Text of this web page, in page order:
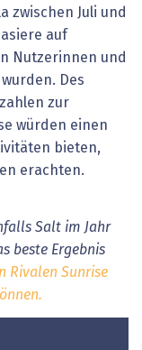
zwischen Juli und
auf
Nutzerinnen und
Des
zur
würden einen
bieten,
erachten.
Salt im Jahr
beste Ergebnis
Rivalen Sunrise